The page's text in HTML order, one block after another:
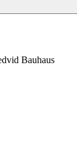
Bauhaus